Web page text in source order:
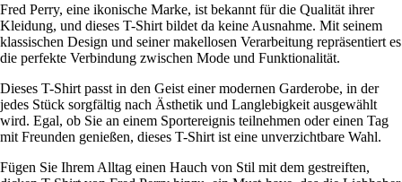
Fred Perry, eine ikonische Marke, ist bekannt für die Qualität ihrer
Kleidung, und dieses T-Shirt bildet da keine Ausnahme. Mit seinem
klassischen Design und seiner makellosen Verarbeitung repräsentiert es
die perfekte Verbindung zwischen Mode und Funktionalität.
Dieses T-Shirt passt in den Geist einer modernen Garderobe, in der
jedes Stück sorgfältig nach Ästhetik und Langlebigkeit ausgewählt
wird. Egal, ob Sie an einem Sportereignis teilnehmen oder einen Tag
mit Freunden genießen, dieses T-Shirt ist eine unverzichtbare Wahl.
Fügen Sie Ihrem Alltag einen Hauch von Stil mit dem gestreiften,